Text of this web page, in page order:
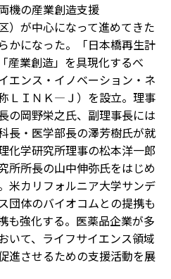
機の産業創造支援
）が中心になって進めてきた
かになった。「日本橋再生計
産業創造」を具現化するべ
エンス・イノベーション・ネ
ＬＩＮＫ―Ｊ）を設立。理事
の岡野栄之氏、副理事長には
長・医学部長の澤芳樹氏が就
化学研究所理事の松本洋一郎
所所長の山中伸弥氏をはじめ
米カリフォルニア大学サンデ
団体のバイオコムとの提携も
も強化する。医薬品企業が多
いて、ライフサイエンス領域
進させるための支援活動を展